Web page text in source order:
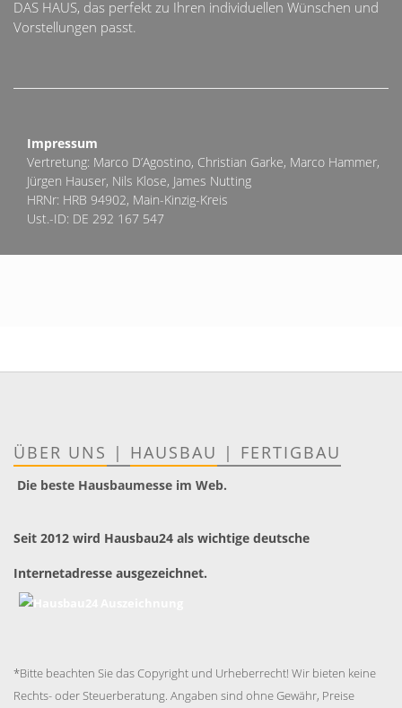
DAS HAUS, das perfekt zu Ihren individuellen Wünschen und
Vorstellungen passt.
Impressum
Vertretung: Marco D’Agostino, Christian Garke, Marco Hammer,
Jürgen Hauser, Nils Klose, James Nutting
HRNr: HRB 94902, Main-Kinzig-Kreis
Ust.-ID: DE 292 167 547
ÜBER UNS | HAUSBAU | FERTIGBAU
Die beste Hausbaumesse im Web.
Seit 2012 wird Hausbau24 als wichtige deutsche
Internetadresse ausgezeichnet.
*Bitte beachten Sie das Copyright und Urheberrecht! Wir bieten keine
Rechts- oder Steuerberatung. Angaben sind ohne Gewähr, Preise